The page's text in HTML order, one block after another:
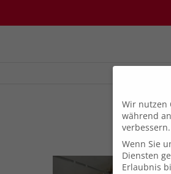
Wir nutzen
während
verbessern.
Wenn Sie
Diensten
Erlaubnis